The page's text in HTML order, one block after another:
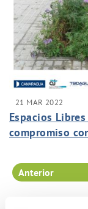
21 MAR 2022
Espacios
compromiso
Anterior